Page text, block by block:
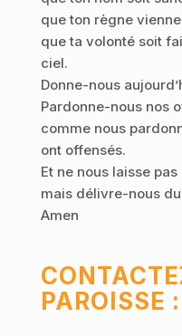
que ton règne
que ta volonté soit
ciel.
Donne-nous
Pardonne-nous nos
comme nous
ont offensés.
Et ne nous laisse
mais délivre-nous
Amen
PAROISSE :